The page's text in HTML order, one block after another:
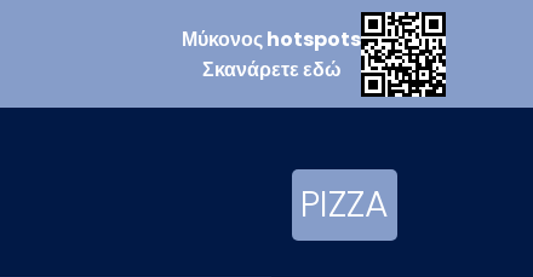
Μύκονοςhotspots
Σκανάρετεεδώ
PIZZA